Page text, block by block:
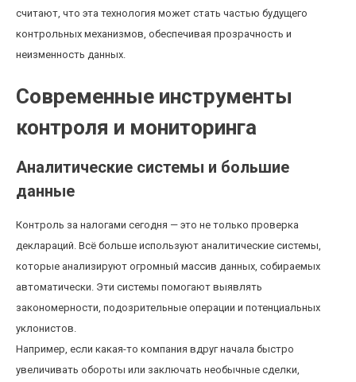
считают, что эта технология может стать частью будущего
контрольных механизмов, обеспечивая прозрачность и
неизменность данных.
Современные инструменты
контроля и мониторинга
Аналитические системы и большие
данные
Контроль за налогами сегодня — это не только проверка
деклараций. Всё больше используют аналитические системы,
которые анализируют огромный массив данных, собираемых
автоматически. Эти системы помогают выявлять
закономерности, подозрительные операции и потенциальных
уклонистов.
Например, если какая-то компания вдруг начала быстро
увеличивать обороты или заключать необычные сделки,